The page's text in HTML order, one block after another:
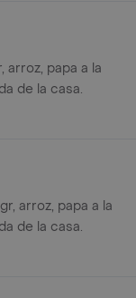
arroz, papa a la
de la casa.
arroz, papa a la
de la casa.